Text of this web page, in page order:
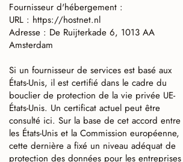
Fournisseur d'hébergement :
URL : https://hostnet.nl
Adresse : De Ruijterkade 6, 1013 AA
Amsterdam
Si un fournisseur de services est basé aux
États-Unis, il est certifié dans le cadre du
bouclier de protection de la vie privée UE-
États-Unis. Un certificat actuel peut être
consulté ici. Sur la base de cet accord entre
les États-Unis et la Commission européenne,
cette dernière a fixé un niveau adéquat de
protection des données pour les entreprises